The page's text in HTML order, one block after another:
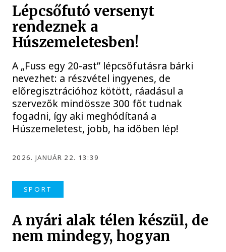
Lépcsőfutó versenyt
rendeznek a
Húszemeletesben!
A „Fuss egy 20-ast” lépcsőfutásra bárki
nevezhet: a részvétel ingyenes, de
előregisztrációhoz kötött, ráadásul a
szervezők mindössze 300 főt tudnak
fogadni, így aki meghódítaná a
Húszemeletest, jobb, ha időben lép!
2026. JANUÁR 22. 13:39
SPORT
A nyári alak télen készül, de
nem mindegy, hogyan